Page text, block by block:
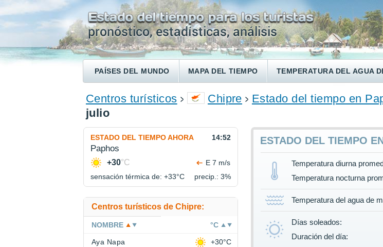
PAÍSES DEL MUNDO MAPA DEL TIEMPO TEMPERATURA DEL AGUA
ENCONTRAR UN HOTEL
Centros turísticos Chipre Estado del tiempo en
julio
ESTADO DEL TIEMPO
Temperatura diurna
Temperatura nocturna
Temperatura del agua de
Días soleados:
Duración del día:
ESTADO DEL TIEMPO AHORA 14:52
Paphos
+30°C
E 7 m/s
sensación térmica de: +33°C precip.: 3%
Centros turísticos de Chipre:
NOMBRE °C
Aya Napa +30°C